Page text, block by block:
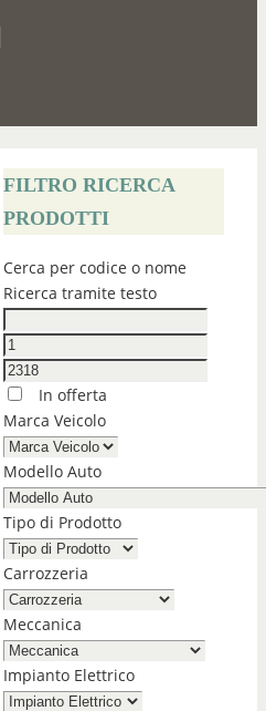
FILTRO RICERCA
PRODOTTI
Cerca per codice o nome
Ricerca tramite testo
In offerta
Marca Veicolo
Modello Auto
Tipo di Prodotto
Carrozzeria
Meccanica
Impianto Elettrico